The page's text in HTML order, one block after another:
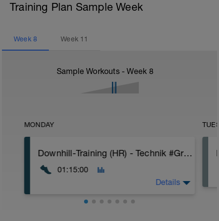
Training Plan Sample Week
Week 8 Week 11
Sample Workouts - Week 8
MONDAY
Downhill-Training (HR) - Technik #Grundlage - SubThreshold
01:15:00
Details